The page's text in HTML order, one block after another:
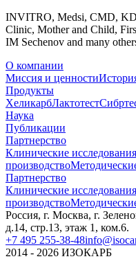
INVITRO, Medsi, CMD,
Clinic, Mother and Child,
IM Sechenov and many
О компании
Миссия и ценности
Продукты
ХеликарбЛактотест
Наука
Публикации
Партнерство
Клинические исследования
производство
Партнерство
Клинические исследования
производство
Россия, г. Москва, г.
д.14, стр.13, этаж 1, ком.6.
+7 495 255-38-48
2014 - 2026 ИЗОКАРБ